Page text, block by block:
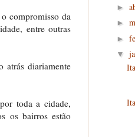
compromisso da
entre outras
atrás diariamente
toda a cidade,
os bairros estão
►
►
►
▼